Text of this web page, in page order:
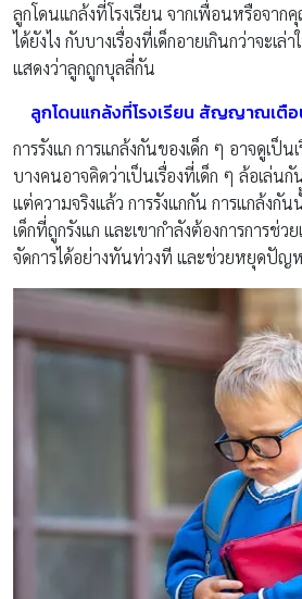
ลูกโดนแกล้งที่โรงเรียน จากเพื่อนหรือจาก
ได้ยังไง กับบางเรื่องที่เด็กอายเกินกว่าจะเ
แสดงว่าลูกถูกบุลลี่กัน
ลูกโดนแกล้งที่โรงเรียน สัญญาณเตื
การรังแก การแกล้งกันของเด็ก ๆ อาจดูเป็
บางคนอาจคิดว่าเป็นเรื่องที่เด็ก ๆ ล้อเล่นกั
แต่ความจริงแล้ว การรังแกกัน การแกล้งกั
เด็กที่ถูกรังแก และเขากำลังต้องการการช่ว
จัดการได้อย่างทันท่วงที และช่วยหยุดปัญ